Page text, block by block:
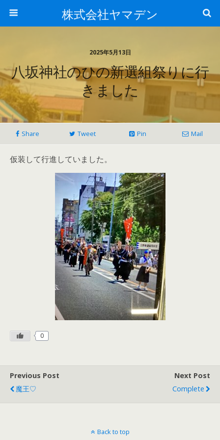
株式会社ヤマデン
2025年5月13日
八坂神社のひの新選組祭りに行
きました
Share Tweet Pin Mail
仮装して行進していました。
0
Previous Post
魔王♡
Next Post
Complete
Back to top